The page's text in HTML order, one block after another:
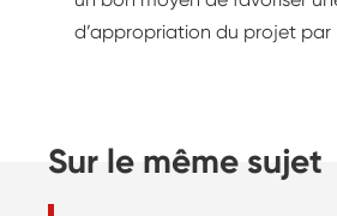
d’appropriation du projet par
Sur le même sujet